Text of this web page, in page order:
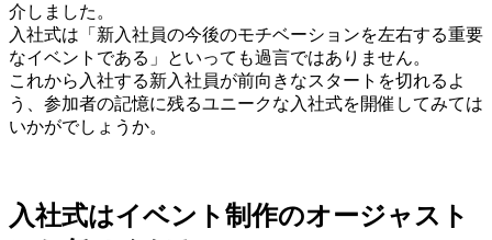
介しました。
入社式は「新入社員の今後のモチベーションを左右する重要
なイベントである」といっても過言ではありません。
これから入社する新入社員が前向きなスタートを切れるよ
う、参加者の記憶に残るユニークな入社式を開催してみては
いかがでしょうか。
入社式はイベント制作のオージャスト